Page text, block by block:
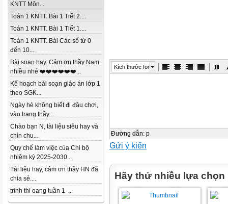
KNTT Môn...
Toán 1 KNTT. Bài 1 Tiết 2....
Toán 1 KNTT. Bài 1 Tiết 1....
Toán 1 KNTT. Bài Các số từ 0
đến 10...
Bài soạn hay. Cảm ơn thầy Nam
nhiều nhé ❤️❤️❤️❤️❤️❤️...
Kế hoạch bài soạn giáo án lớp 1
theo SGK...
Ngày hè không biết đi đâu chơi,
vào trang thầy...
Chào bạn N, tài liệu siêu hay và
chỉn chu...
Quy chế làm việc của Chi bộ
nhiệm kỳ 2025-2030...
Tài liệu hay, cảm ơn thầy HN đã
chia sẻ....
trinh thi oang tuần 1 ...
Kích thước font
Đường dẫn: p
Gửi ý kiến
Hãy thử nhiều lựa chọn